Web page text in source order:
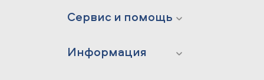
Сервис и помощь
Информация